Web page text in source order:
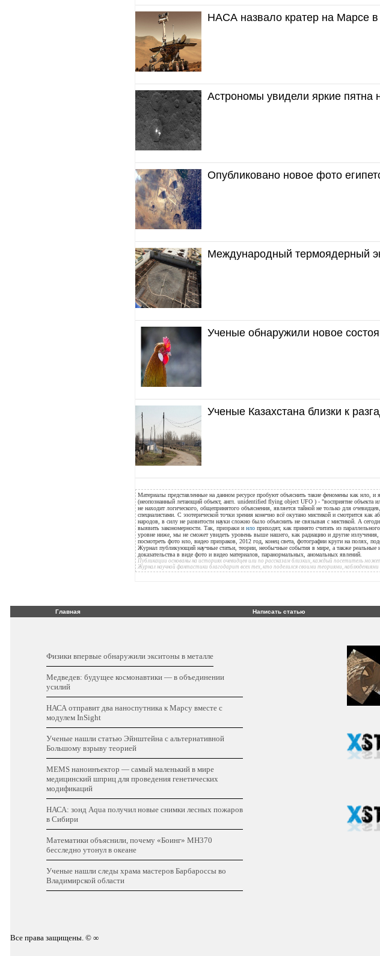
НАСА назвало кратер на Марсе в
Астрономы увидели яркие пятна
Опубликовано новое фото
Международный термоядерный
Ученые обнаружили новое
Ученые Казахстана близки к
Материалы представленные на данном ресурсе пробуют объяснить такие феномены как нло,
(неопознанный летающий объект, англ. unidentified flying object UFO ) - "восприятие объекта
не находит логического, общепринятого объяснения, является тайной не только для
специалистами. С эзотерической точки зрения конечно всё окутано мистикой и смотрится
народов, в силу не развитости науки сложно было объяснить не связывая с мистикой. А
выявить закономерности. Так, призраки инло приходят, как принято считать из
уровне ниже, мы не сможет увидеть уровень выше нашего, как радиацию и другие излучения,
посмотреть фото нло, видео призраков, 2012 год, конец света, фотографии круги на полях,
Журнал публикующий научные статьи, теории, необычные события в мире, а также
доказательства в виде фото и видео материалов, паранормальных, аномальных явлений.
Публикации основаны на историях очевидцев или по рассказам близких, каждый посетитель
Журнал научной фантастики благодарит всех тех, кто поделился своими теориями,
Главная Написать статью
Физики впервые обнаружили экситоны в металле
Медведев: будущее космонавтики — в объединении
усилий
НАСА отправит два наноспутника к Марсу вместе с
модулем InSight
Ученые нашли статью Эйнштейна с альтернативной
Большому взрыву теорией
MEMS наноинъектор — самый маленький в мире
медицинский шприц для проведения генетических
модификаций
НАСА: зонд Aqua получил новые снимки лесных пожаров
в Сибири
Математики объяснили, почему «Боинг» MH370
бесследно утонул в океане
Ученые нашли следы храма мастеров Барбароссы во
Владимирской области
Все права защищены. © ∞